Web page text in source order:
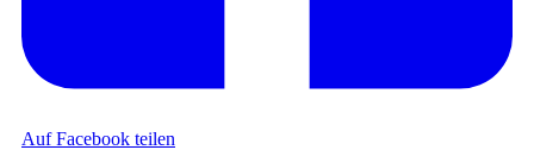
Auf Facebook teilen